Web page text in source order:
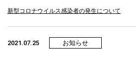
新型コロナウイルス感染者の発生について
2021.07.25 お知らせ